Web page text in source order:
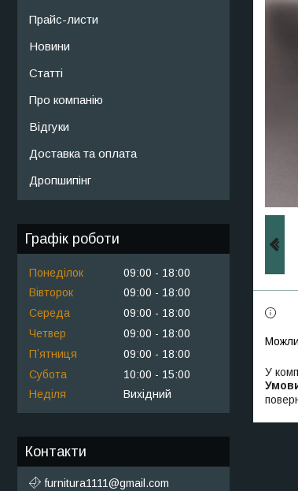
У
Прайс-листи
Новини
Статті
Про компанію
Відгуки
Доставка та оплата
Дропшипінг
Графік роботи
Понеділок 09:00
18:00
Вівторок
09:00
18:00
Середа
09:00
18:00
Четвер
09:00
18:00
Пʼятниця
09:00
18:00
Субота
10:00
15:00
Неділя
Вихідний
Контакти
furnitura1111@gmail.com